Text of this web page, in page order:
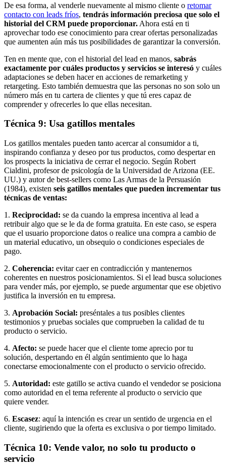
De esa forma, al venderle nuevamente al mismo cliente o retomar
contacto con leads fríos, tendrás información preciosa que solo el
historial del CRM puede proporcionar. Ahora está en ti
aprovechar todo ese conocimiento para crear ofertas personalizadas
que aumenten aún más tus posibilidades de garantizar la conversión.
Ten en mente que, con el historial del lead en manos, sabrás
exactamente por cuáles productos y servicios se interesó y cuáles
adaptaciones se deben hacer en acciones de remarketing y
retargeting. Esto también demuestra que las personas no son solo un
número más en tu cartera de clientes y que tú eres capaz de
comprender y ofrecerles lo que ellas necesitan.
Técnica 9: Usa gatillos mentales
Los gatillos mentales pueden tanto acercar al consumidor a ti,
inspirando confianza y deseo por tus productos, como despertar en
los prospects la iniciativa de cerrar el negocio. Según Robert
Cialdini, profesor de psicología de la Universidad de Arizona (EE.
UU.) y autor de best-sellers como Las Armas de la Persuasión
(1984), existen seis gatillos mentales que pueden incrementar tus
técnicas de ventas:
1. Reciprocidad: se da cuando la empresa incentiva al lead a
retribuir algo que se le da de forma gratuita. En este caso, se espera
que el usuario proporcione datos o realice una compra a cambio de
un material educativo, un obsequio o condiciones especiales de
pago.
2. Coherencia: evitar caer en contradicción y mantenernos
coherentes en nuestros posicionamientos. Si el lead busca soluciones
para vender más, por ejemplo, se puede argumentar que ese objetivo
justifica la inversión en tu empresa.
3. Aprobación Social: preséntales a tus posibles clientes
testimonios y pruebas sociales que comprueben la calidad de tu
producto o servicio.
4. Afecto: se puede hacer que el cliente tome aprecio por tu
solución, despertando en él algún sentimiento que lo haga
conectarse emocionalmente con el producto o servicio ofrecido.
5. Autoridad: este gatillo se activa cuando el vendedor se posiciona
como autoridad en el tema referente al producto o servicio que
quiere vender.
6. Escasez: aquí la intención es crear un sentido de urgencia en el
cliente, sugiriendo que la oferta es exclusiva o por tiempo limitado.
Técnica 10: Vende valor, no solo tu producto o
servicio